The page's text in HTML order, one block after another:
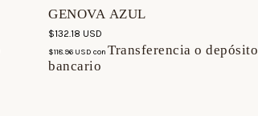
GENOVA AZUL
$132.18 USD
$118.96 USD con Transferencia o depósito
bancario